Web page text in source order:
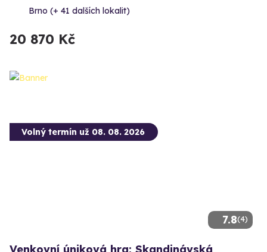
Brno (+ 41 dalších lokalit)
20 870 Kč
7.8(4)
Volný termín už 08. 08. 2026
Venkovní úniková hra: Skandinávská